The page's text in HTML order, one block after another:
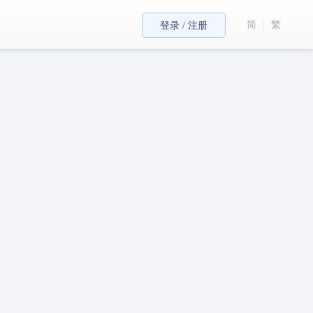
登录 / 注册 简 繁